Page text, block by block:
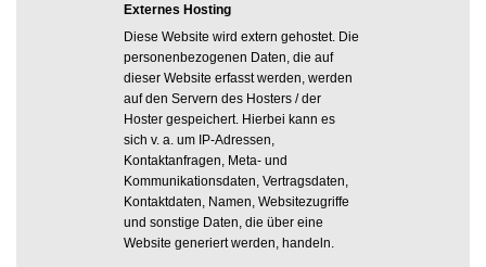
Externes Hosting
Diese Website wird extern gehostet. Die
personenbezogenen Daten, die auf
dieser Website erfasst werden, werden
auf den Servern des Hosters / der
Hoster gespeichert. Hierbei kann es
sich v. a. um IP-Adressen,
Kontaktanfragen, Meta- und
Kommunikationsdaten, Vertragsdaten,
Kontaktdaten, Namen, Websitezugriffe
und sonstige Daten, die über eine
Website generiert werden, handeln.